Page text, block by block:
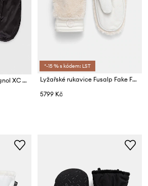
Lyžařské rukavice Rossignol XC Alpha I-Tip
*-15 % s kódem: LST
Lyžařské rukavice Fusalp Fake Fur
5799 Kč